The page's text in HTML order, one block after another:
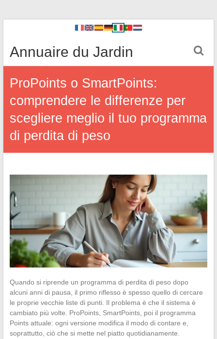
Annuaire du Jardin
ProPoints o SmartPoints:
comprendere le differenze per
scegliere meglio il tuo programma
di perdita di peso
Quando si riprende un programma di perdita di peso dopo
alcuni anni di pausa, il primo riflesso è spesso quello di cercare
le proprie vecchie liste di punti. Il problema è che il sistema è
cambiato più volte. ProPoints, SmartPoints, poi il programma
Points attuale: ogni versione modifica il modo di contare e,
soprattutto, ciò che si mette nel piatto quotidianamente.